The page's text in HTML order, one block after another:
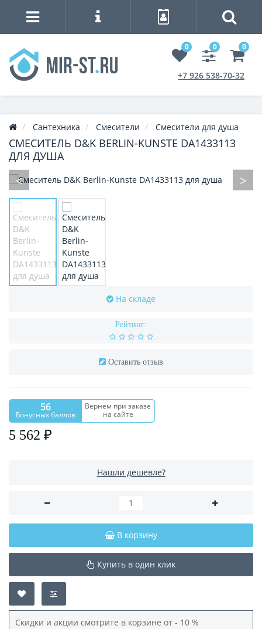
0 0 0
+7 926 538-70-32
Сантехника Смесители Смесители для душа
СМЕСИТЕЛЬ D&K BERLIN-KUNSTE DA1433113
ДЛЯ ДУША
На складе
Рейтинг:
Оставить отзыв
56
Бонусных баллов
Вернем при заказе
на сайте
5 562 ₽
Нашли дешевле?
В корзину
Купить в один клик
Скидки и акции смотрите в корзине от - 10 %